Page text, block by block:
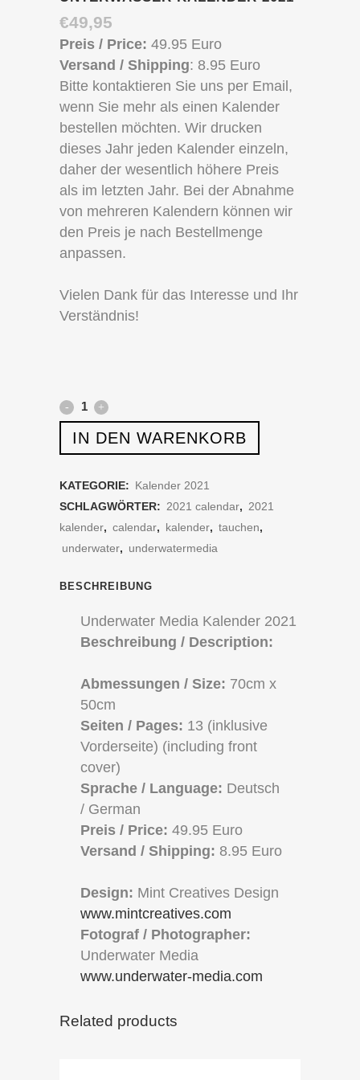
€49,95
Preis / Price: 49.95 Euro
Versand / Shipping: 8.95 Euro
Bitte kontaktieren Sie uns per Email,
wenn Sie mehr als einen Kalender
bestellen möchten. Wir drucken
dieses Jahr jeden Kalender einzeln,
daher der wesentlich höhere Preis
als im letzten Jahr. Bei der Abnahme
von mehreren Kalendern können wir
den Preis je nach Bestellmenge
anpassen.
Vielen Dank für das Interesse und Ihr
Verständnis!
Unterwasser
Kalender
quantity
IN DEN WARENKORB
KATEGORIE: Kalender 2021
SCHLAGWÖRTER: 2021 calendar, 2021
kalender, calendar, kalender, tauchen,
underwater, underwatermedia
BESCHREIBUNG
Underwater Media Kalender 2021
Beschreibung / Description:
Abmessungen / Size: 70cm x
50cm
Seiten / Pages: 13 (inklusive
Vorderseite) (including front
cover)
Sprache / Language: Deutsch
/ German
Preis / Price: 49.95 Euro
Versand / Shipping: 8.95 Euro
Design: Mint Creatives Design
www.mintcreatives.com
Fotograf / Photographer:
Underwater Media
www.underwater-media.com
Related products